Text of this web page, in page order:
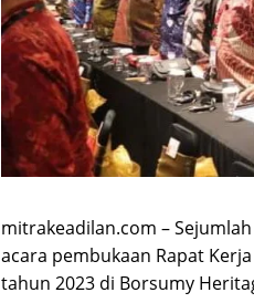
mitrakeadilan.com –
acara pembukaan Rapat
tahun 2023 di Borsumy